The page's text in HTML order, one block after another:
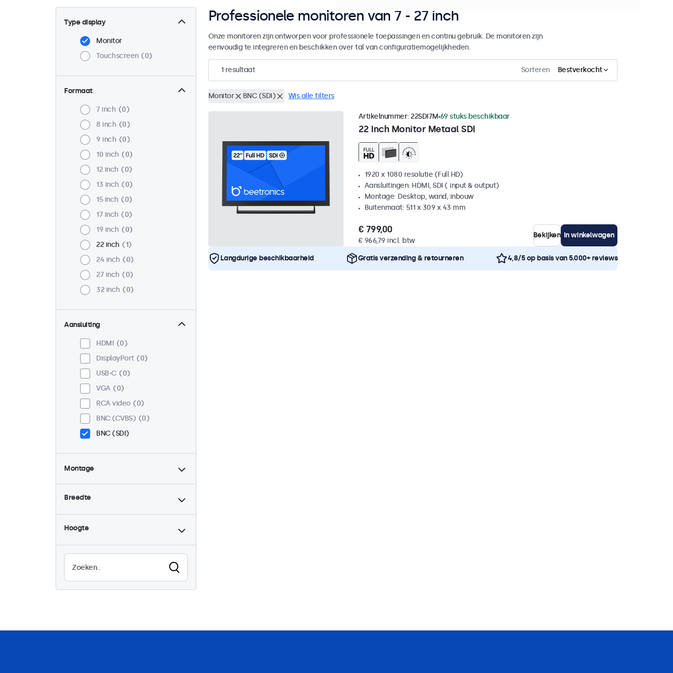
Type display
Monitor
Touchscreen
0
Formaat
7 inch
0
8 inch
0
9 inch
0
10 inch
0
12 inch
0
13 inch
0
15 inch
0
17 inch
0
19 inch
0
22 inch
1
24 inch
0
27 inch
0
32 inch
0
Aansluiting
HDMI
0
DisplayPort
0
USB-C
0
VGA
0
RCA video
0
BNC (CVBS)
0
BNC (SDI)
Montage
Desktop
1
Inbouw
1
0
VESA 75 x 75
0
Breedte
Hoogte
Professionele monitoren van 7 - 27 inch
Onze monitoren zijn ontworpen voor professionele toepassingen en continu gebruik. De monitoren zijn
eenvoudig te integreren en beschikken over tal van configuratiemogelijkheden.
1 resultaat Sorteren Bestverkocht
Monitor BNC (SDI) Wis alle filters
22 Inch Monitor Metaal SDI
Artikelnummer: 22SDI7M 69 stuks beschikbaar
1920 x 1080 resolutie (Full HD)
Aansluitingen: HDMI, SDI ( input & output)
Montage: Desktop, wand, inbouw
Buitenmaat: 511 x 309 x 43 mm
€ 799,00
€ 966,79 incl. btw
Bekijken In winkelwagen
Langdurige beschikbaarheid Gratis verzending & retourneren 4,8/5 op basis van 5.000+ reviews